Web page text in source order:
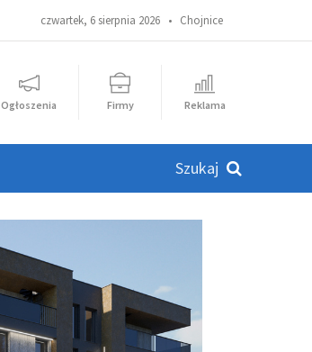
czwartek, 6 sierpnia 2026 • Chojnice
Ogłoszenia Firmy Reklama